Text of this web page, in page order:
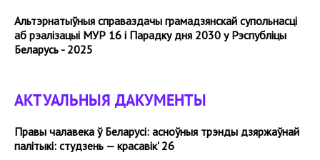
Альтэрнатыўныя справаздачы грамадзянскай супольнасці
аб рэалізацыі МУР 16 і Парадку дня 2030 у Рэспубліцы
Беларусь - 2025
АКТУАЛЬНЫЯ ДАКУМЕНТЫ
Правы чалавека ў Беларусі: асноўныя трэнды дзяржаўнай
палітыкі: студзень — красавік' 26